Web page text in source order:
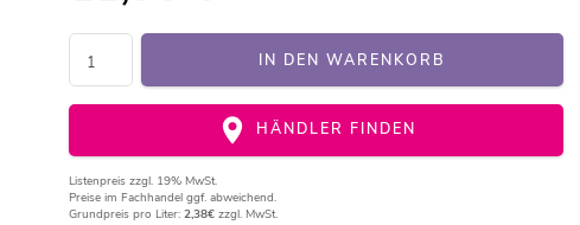
IN DEN WARENKORB
HÄNDLER FINDEN
Listenpreis zzgl. 19% MwSt.
Preise im Fachhandel ggf. abweichend.
Grundpreis pro Liter: 2,38€zzgl. MwSt.